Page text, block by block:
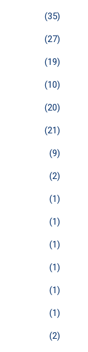
(35)
(27)
(19)
(10)
(20)
(21)
(9)
(2)
(1)
(1)
(1)
(1)
(1)
(1)
(2)